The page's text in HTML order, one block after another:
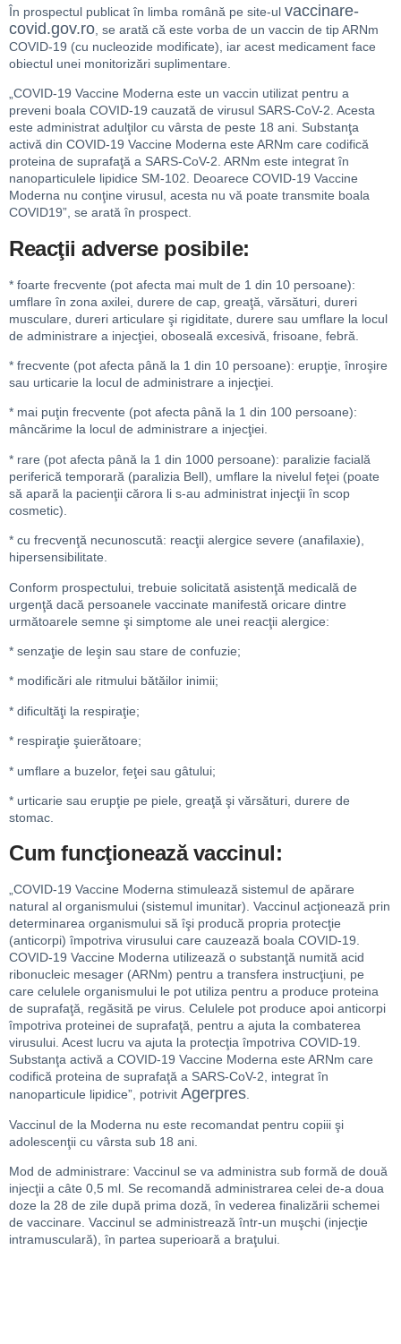
În prospectul publicat în limba română pe site-ul vaccinare-
covid.gov.ro , se arată că este vorba de un vaccin de tip ARNm
COVID-19 (cu nucleozide modificate), iar acest medicament face
obiectul unei monitorizări suplimentare.
„COVID-19 Vaccine Moderna este un vaccin utilizat pentru a
preveni boala COVID-19 cauzată de virusul SARS-CoV-2. Acesta
este administrat adulţilor cu vârsta de peste 18 ani. Substanţa
activă din COVID-19 Vaccine Moderna este ARNm care codifică
proteina de suprafaţă a SARS-CoV-2. ARNm este integrat în
nanoparticulele lipidice SM-102. Deoarece COVID-19 Vaccine
Moderna nu conţine virusul, acesta nu vă poate transmite boala
COVID19”, se arată în prospect.
Reacţii adverse posibile:
* foarte frecvente (pot afecta mai mult de 1 din 10 persoane):
umflare în zona axilei, durere de cap, greaţă, vărsături, dureri
musculare, dureri articulare şi rigiditate, durere sau umflare la locul
de administrare a injecţiei, oboseală excesivă, frisoane, febră.
* frecvente (pot afecta până la 1 din 10 persoane): erupţie, înroşire
sau urticarie la locul de administrare a injecţiei.
* mai puţin frecvente (pot afecta până la 1 din 100 persoane):
mâncărime la locul de administrare a injecţiei.
* rare (pot afecta până la 1 din 1000 persoane): paralizie facială
periferică temporară (paralizia Bell), umflare la nivelul feţei (poate
să apară la pacienţii cărora li s-au administrat injecţii în scop
cosmetic).
* cu frecvenţă necunoscută: reacţii alergice severe (anafilaxie),
hipersensibilitate.
Conform prospectului, trebuie solicitată asistenţă medicală de
urgenţă dacă persoanele vaccinate manifestă oricare dintre
următoarele semne şi simptome ale unei reacţii alergice:
* senzaţie de leşin sau stare de confuzie;
* modificări ale ritmului bătăilor inimii;
* dificultăţi la respiraţie;
* respiraţie şuierătoare;
* umflare a buzelor, feţei sau gâtului;
* urticarie sau erupţie pe piele, greaţă şi vărsături, durere de
stomac.
Cum funcţionează vaccinul:
„COVID-19 Vaccine Moderna stimulează sistemul de apărare
natural al organismului (sistemul imunitar). Vaccinul acţionează prin
determinarea organismului să îşi producă propria protecţie
(anticorpi) împotriva virusului care cauzează boala COVID-19.
COVID-19 Vaccine Moderna utilizează o substanţă numită acid
ribonucleic mesager (ARNm) pentru a transfera instrucţiuni, pe
care celulele organismului le pot utiliza pentru a produce proteina
de suprafaţă, regăsită pe virus. Celulele pot produce apoi anticorpi
împotriva proteinei de suprafaţă, pentru a ajuta la combaterea
virusului. Acest lucru va ajuta la protecţia împotriva COVID-19.
Substanţa activă a COVID-19 Vaccine Moderna este ARNm care
codifică proteina de suprafaţă a SARS-CoV-2, integrat în
nanoparticule lipidice”, potrivit Agerpres.
Vaccinul de la Moderna nu este recomandat pentru copiii şi
adolescenţii cu vârsta sub 18 ani.
Mod de administrare: Vaccinul se va administra sub formă de două
injecţii a câte 0,5 ml. Se recomandă administrarea celei de-a doua
doze la 28 de zile după prima doză, în vederea finalizării schemei
de vaccinare. Vaccinul se administrează într-un muşchi (injecţie
intramusculară), în partea superioară a braţului.